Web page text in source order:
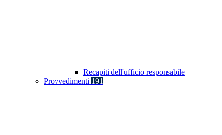
Recapiti dell'ufficio responsabile
Provvedimenti 191